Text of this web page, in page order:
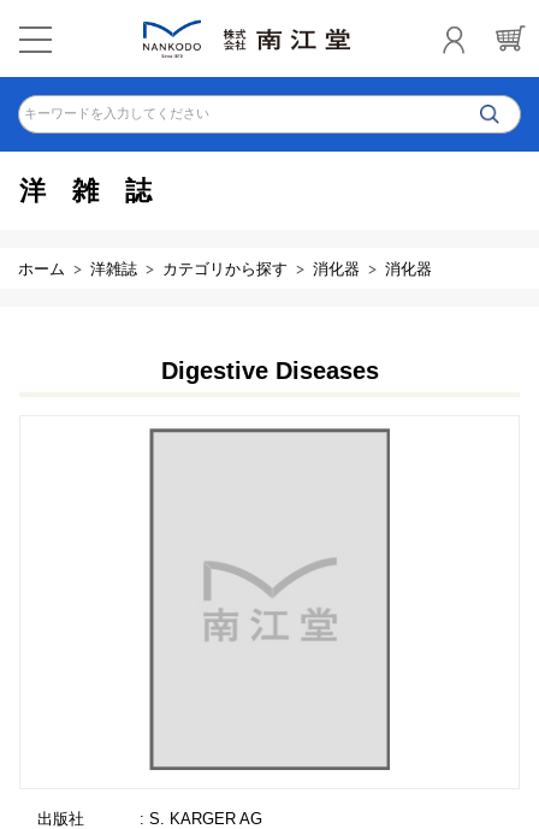
キーワードを入力してください
洋雑誌
ホーム 洋雑誌 カテゴリから探す 消化器 消化器
Digestive Diseases
出版社
: S. KARGER AG